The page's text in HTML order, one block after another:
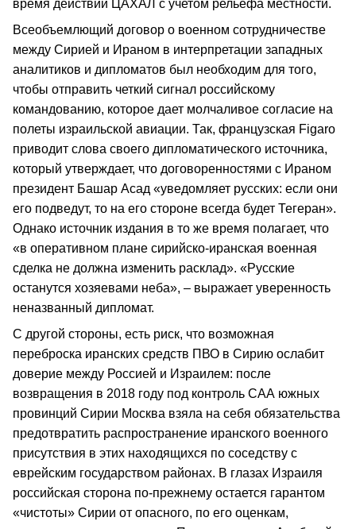
время действий ЦАХАЛ с учетом рельефа местности.
Всеобъемлющий договор о военном сотрудничестве
между Сирией и Ираном в интерпретации западных
аналитиков и дипломатов был необходим для того,
чтобы отправить четкий сигнал российскому
командованию, которое дает молчаливое согласие на
полеты израильской авиации. Так, французская Figaro
приводит слова своего дипломатического источника,
который утверждает, что договоренностями с Ираном
президент Башар Асад «уведомляет русских: если они
его подведут, то на его стороне всегда будет Тегеран».
Однако источник издания в то же время полагает, что
«в оперативном плане сирийско-иранская военная
сделка не должна изменить расклад». «Русские
останутся хозяевами неба», – выражает уверенность
неназванный дипломат.
С другой стороны, есть риск, что возможная
переброска иранских средств ПВО в Сирию ослабит
доверие между Россией и Израилем: после
возвращения в 2018 году под контроль САА южных
провинций Сирии Москва взяла на себя обязательства
предотвратить распространение иранского военного
присутствия в этих находящихся по соседству с
еврейским государством районах. В глазах Израиля
российская сторона по-прежнему остается гарантом
«чистоты» Сирии от опасного, по его оценкам,